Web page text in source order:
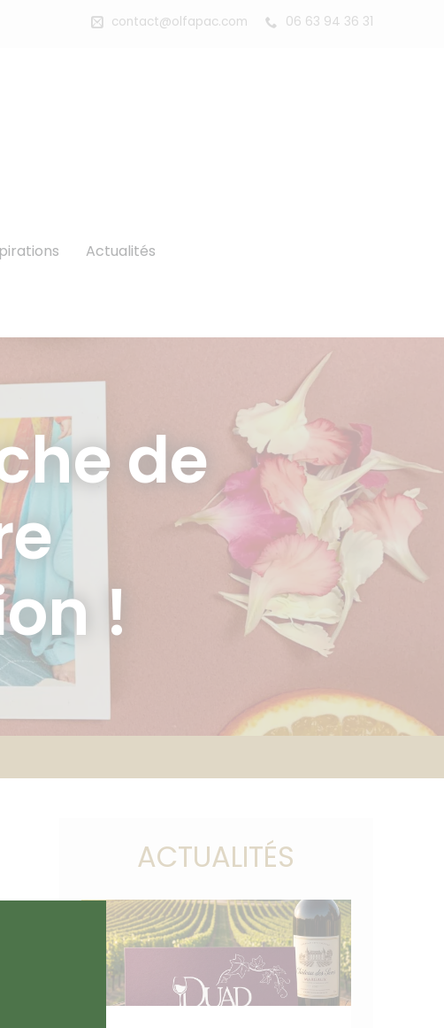
contact@olfapac.com 06 63 94 36 31
Actualités
de
!
ACTUALITÉS